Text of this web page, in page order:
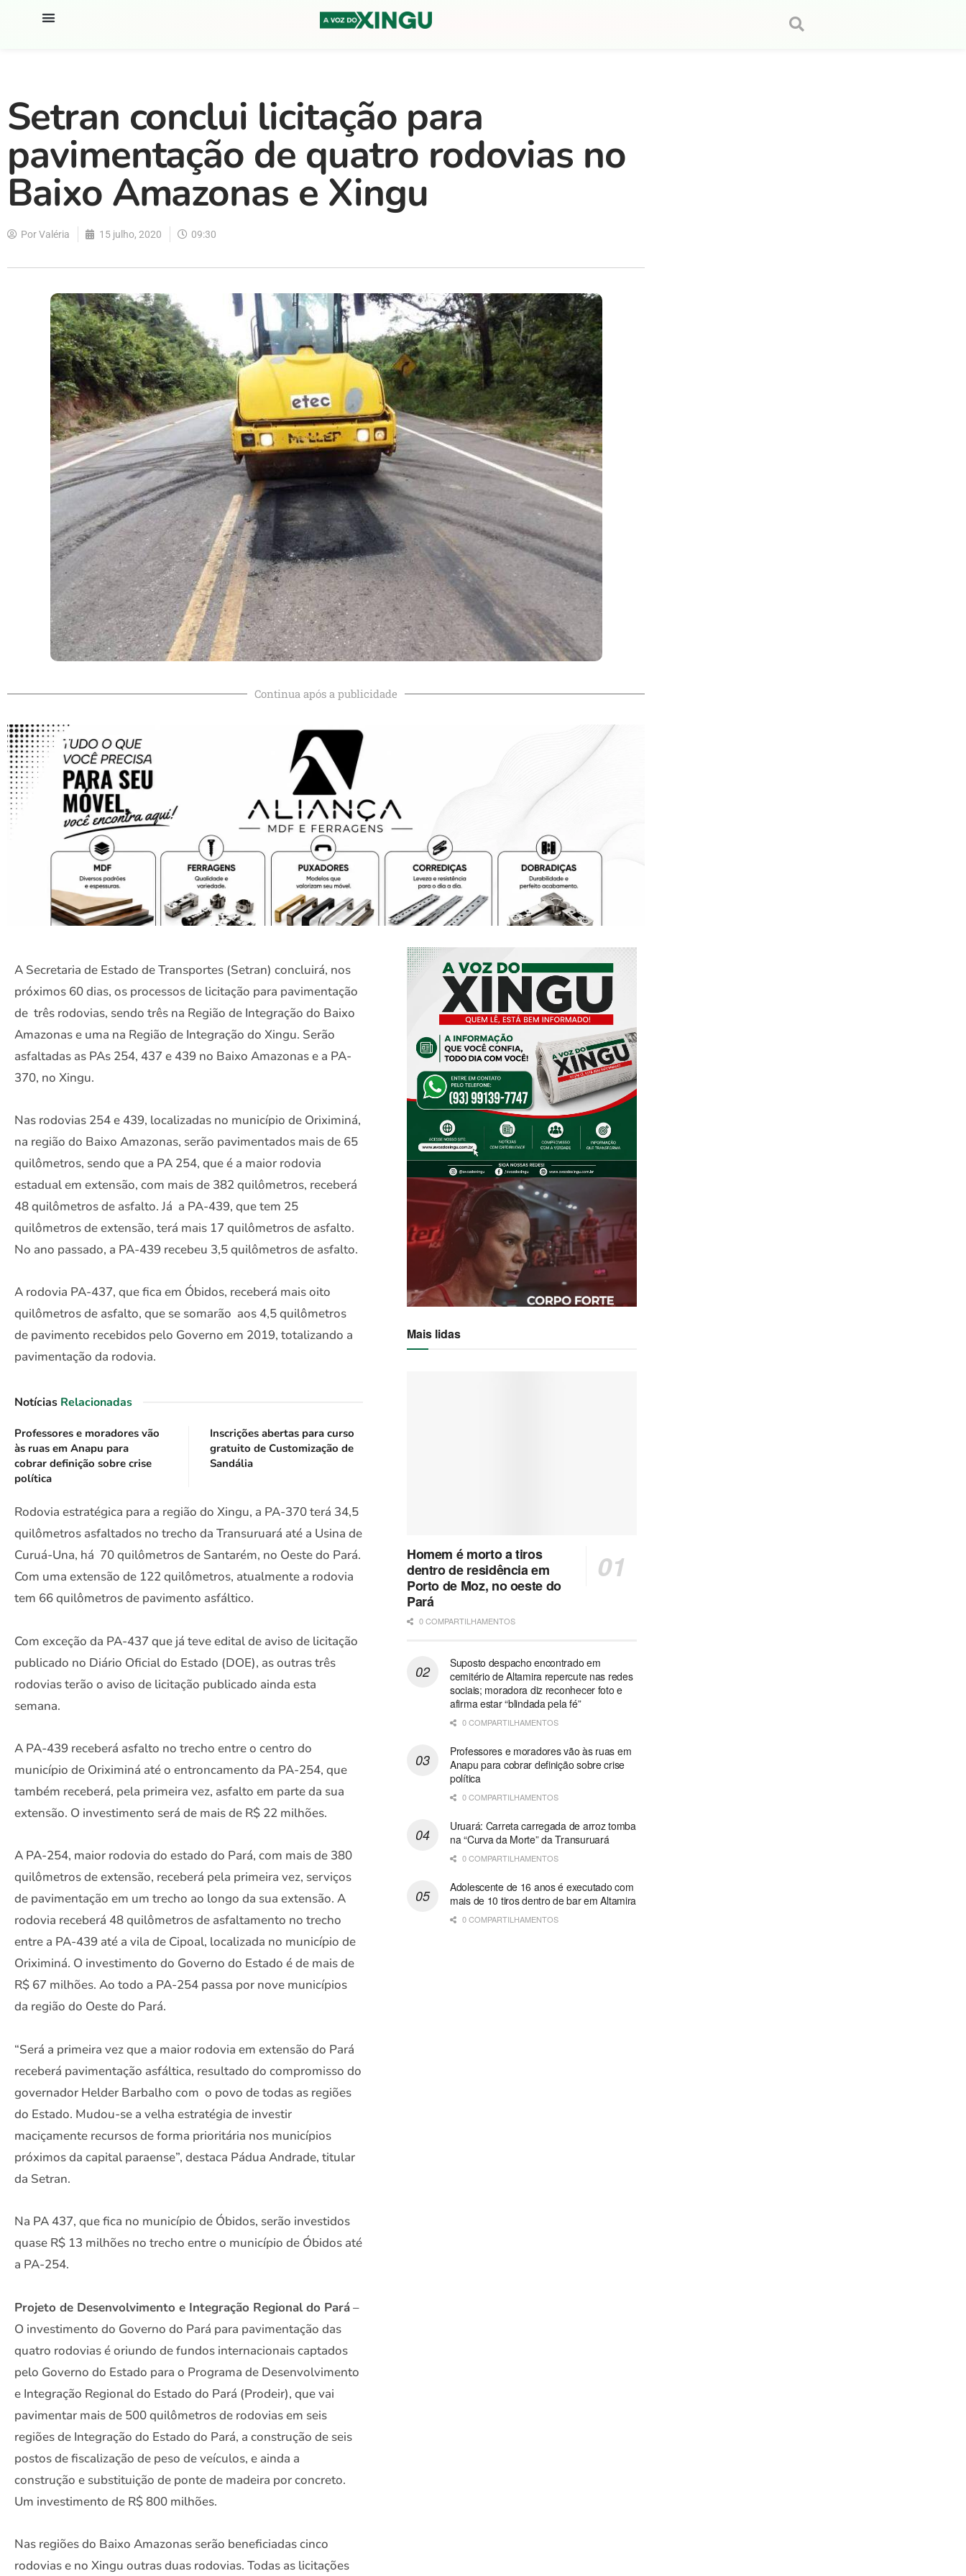
Setran conclui licitação para
pavimentação de quatro rodovias no
Baixo Amazonas e Xingu
PorValéria 15 julho, 2020 09:30
Continua após a publicidade
A Secretaria de Estado de Transportes (Setran) concluirá, nos
próximos 60 dias, os processos de licitação para pavimentação
de três rodovias, sendo três na Região de Integração do Baixo
Amazonas e uma na Região de Integração do Xingu. Serão
asfaltadas as PAs 254, 437 e 439 no Baixo Amazonas e a PA-
370, no Xingu.
Nas rodovias 254 e 439, localizadas no município de Oriximiná,
na região do Baixo Amazonas, serão pavimentados mais de 65
quilômetros, sendo que a PA 254, que é a maior rodovia
estadual em extensão, com mais de 382 quilômetros, receberá
48 quilômetros de asfalto. Já a PA-439, que tem 25
quilômetros de extensão, terá mais 17 quilômetros de asfalto.
No ano passado, a PA-439 recebeu 3,5 quilômetros de asfalto.
A rodovia PA-437, que fica em Óbidos, receberá mais oito
quilômetros de asfalto, que se somarão aos 4,5 quilômetros
de pavimento recebidos pelo Governo em 2019, totalizando a
pavimentação da rodovia.
Notícias Relacionadas
Professores e moradores vão
às ruas em Anapu para
cobrar definição sobre crise
política
Inscrições abertas para curso
gratuito de Customização de
Sandália
Rodovia estratégica para a região do Xingu, a PA-370 terá 34,5
quilômetros asfaltados no trecho da Transuruará até a Usina de
Curuá-Una, há 70 quilômetros de Santarém, no Oeste do Pará.
Com uma extensão de 122 quilômetros, atualmente a rodovia
tem 66 quilômetros de pavimento asfáltico.
Com exceção da PA-437 que já teve edital de aviso de licitação
publicado no Diário Oficial do Estado (DOE), as outras três
rodovias terão o aviso de licitação publicado ainda esta
semana.
A PA-439 receberá asfalto no trecho entre o centro do
município de Oriximiná até o entroncamento da PA-254, que
também receberá, pela primeira vez, asfalto em parte da sua
extensão. O investimento será de mais de R$ 22 milhões.
A PA-254, maior rodovia do estado do Pará, com mais de 380
quilômetros de extensão, receberá pela primeira vez, serviços
de pavimentação em um trecho ao longo da sua extensão. A
rodovia receberá 48 quilômetros de asfaltamento no trecho
entre a PA-439 até a vila de Cipoal, localizada no município de
Oriximiná. O investimento do Governo do Estado é de mais de
R$ 67 milhões. Ao todo a PA-254 passa por nove municípios
da região do Oeste do Pará.
“Será a primeira vez que a maior rodovia em extensão do Pará
receberá pavimentação asfáltica, resultado do compromisso do
governador Helder Barbalho com o povo de todas as regiões
do Estado. Mudou-se a velha estratégia de investir
maciçamente recursos de forma prioritária nos municípios
próximos da capital paraense”, destaca Pádua Andrade, titular
da Setran.
Na PA 437, que fica no município de Óbidos, serão investidos
quase R$ 13 milhões no trecho entre o município de Óbidos até
a PA-254.
Projeto de Desenvolvimento e Integração Regional do Pará–
O investimento do Governo do Pará para pavimentação das
quatro rodovias é oriundo de fundos internacionais captados
pelo Governo do Estado para o Programa de Desenvolvimento
e Integração Regional do Estado do Pará (Prodeir), que vai
pavimentar mais de 500 quilômetros de rodovias em seis
regiões de Integração do Estado do Pará, a construção de seis
postos de fiscalização de peso de veículos, e ainda a
construção e substituição de ponte de madeira por concreto.
Um investimento de R$ 800 milhões.
Nas regiões do Baixo Amazonas serão beneficiadas cinco
rodovias e no Xingu outras duas rodovias. Todas as licitações
Mais lidas
Homem é morto a tiros
dentro de residência em
Porto de Moz, no oeste do
Pará
0 COMPARTILHAMENTOS
Suposto despacho encontrado em
cemitério de Altamira repercute nas redes
sociais; moradora diz reconhecer foto e
afirma estar “blindada pela fé”
0 COMPARTILHAMENTOS
Professores e moradores vão às ruas em
Anapu para cobrar definição sobre crise
política
0 COMPARTILHAMENTOS
Uruará: Carreta carregada de arroz tomba
na “Curva da Morte” da Transuruará
0 COMPARTILHAMENTOS
Adolescente de 16 anos é executado com
mais de 10 tiros dentro de bar em Altamira
0 COMPARTILHAMENTOS